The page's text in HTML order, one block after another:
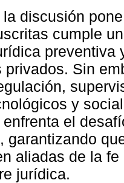
discusión
cumple
preventiva
privados. Sin
y
el
garantizando
aliadas de la
jurídica.